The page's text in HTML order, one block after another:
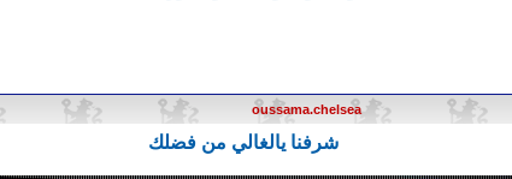
oussama.chelsea
شرفنا يالغالي من فضلك